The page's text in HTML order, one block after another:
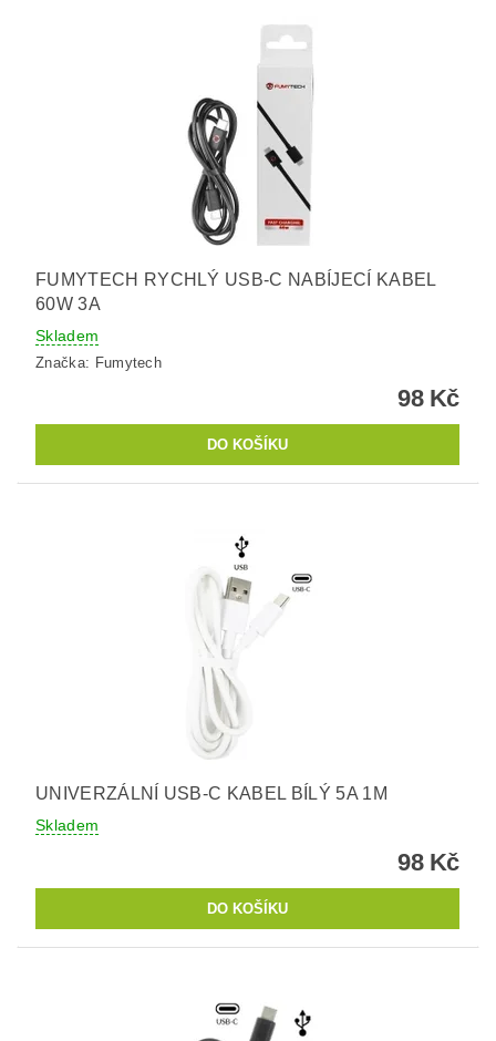
FUMYTECH RYCHLÝ USB-C NABÍJECÍ KABEL
60W 3A
Skladem
Značka: Fumytech
98 Kč
UNIVERZÁLNÍ USB-C KABEL BÍLÝ 5A 1M
Skladem
98 Kč